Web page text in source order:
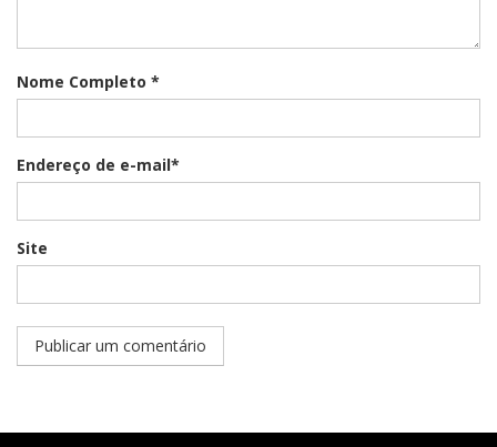
Nome Completo *
Endereço de e-mail*
Site